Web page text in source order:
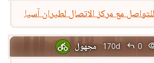
مع مركز الاتصال لطيران آسيا
 مجهول 170d  0